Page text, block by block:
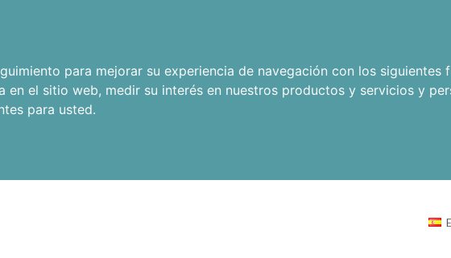
para mejorar su experiencia de navegación con los siguientes
en el sitio web, medir su interés en nuestros productos y servicios y
para usted.